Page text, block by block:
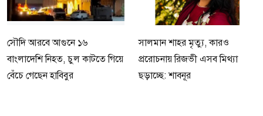
সৌদি আরবে আগুনে ১৬
বাংলাদেশি নিহত, চুল কাটতে গিয়ে
বেঁচে গেছেন হাবিবুর
সালমান শাহর মৃত্যু, কারও
প্ররোচনায় রিজভী এসব মিথ্যা
ছড়াচ্ছে: শাবনূর